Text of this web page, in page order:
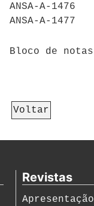
ANSA-A-1476
ANSA-A-1477
Bloco de notas
Voltar
Revistas
Apresentação